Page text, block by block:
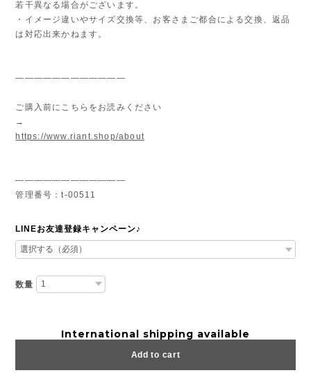
若干異なる場合がございます。
・イメージ違いやサイズ交換等、お客さまご都合による交換、返品
は対応出来かねます。
————————————
ご購入前にこちらをお読みください
→
https://www.riant.shop/about
————————————
管理番号：t-00511
LINEお友達登録キャンペーン♪
数量
International shipping available
Add to cart